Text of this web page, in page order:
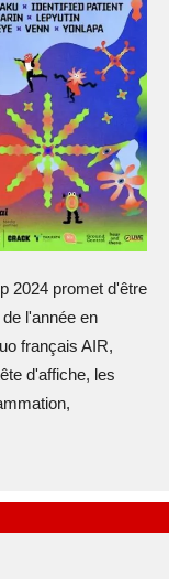
2024 promet d'être
l'année en
français AIR,
d'affiche, les